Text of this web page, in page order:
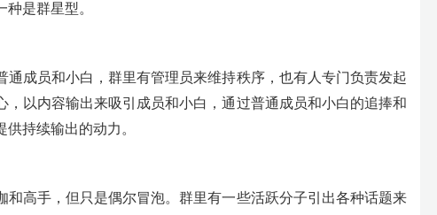
是群星型。
成员和小白，群里有管理员来维持秩序，也有人专门负责发起
以内容输出来吸引成员和小白，通过普通成员和小白的追捧和
持续输出的动力。
高手，但只是偶尔冒泡。群里有一些活跃分子引出各种话题来